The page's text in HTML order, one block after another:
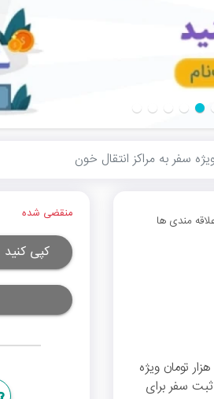
مندی ها
می‎توانید از %30 تخفیف با سقف تخفیف 5 هزار تومان ویژه
سفر برای
منقضی شده
کپی کنید